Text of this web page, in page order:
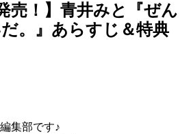
売！】青井みと『ぜん
。』あらすじ＆特典
集部です♪